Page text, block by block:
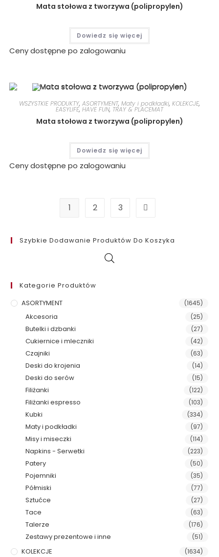
Mata stołowa z tworzywa (polipropylen)
Dowiedz się więcej
Ceny dostępne po zalogowaniu
WSZYSTKIE PRODUKTY, ASORTYMENT, Maty i podkładki, KOLEKCJE,
EASYLIFE, HAVE FUN, TRAY & PLACEMAT
Mata stołowa z tworzywa (polipropylen)
Dowiedz się więcej
Ceny dostępne po zalogowaniu
1 2 3
Szybkie Dodawanie Produktów Do Koszyka
Kategorie Produktów
ASORTYMENT
(1645)
Akcesoria (25)
Butelki i dzbanki (27)
Cukiernice i mleczniki (42)
Czajniki (63)
Deski do krojenia (14)
Deski do serów (15)
Filiżanki (122)
Filiżanki espresso (103)
Kubki (334)
Maty i podkładki (97)
Misy i miseczki (114)
Napkins - Serwetki (223)
Patery (50)
Pojemniki (35)
Półmiski (77)
Sztućce (27)
Tace (63)
Talerze (176)
Zestawy prezentowe i inne (51)
KOLEKCJE (1634)